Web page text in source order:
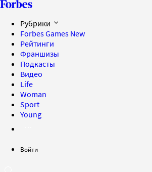
Рубрики
Forbes Games New
Рейтинги
Франшизы
Подкасты
Видео
Life
Woman
Sport
Young
Войти